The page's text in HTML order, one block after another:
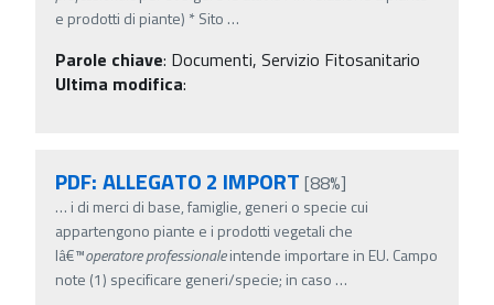
e prodotti di piante) * Sito …
Parole chiave: Documenti, Servizio Fitosanitario
Ultima modifica:
PDF: ALLEGATO 2 IMPORT [88%]
… i di merci di base, famiglie, generi o specie cui
appartengono piante e i prodotti vegetali che
lâ€™operatoreprofessionaleintende importare in EU. Campo
note (1) specificare generi/specie; in caso …